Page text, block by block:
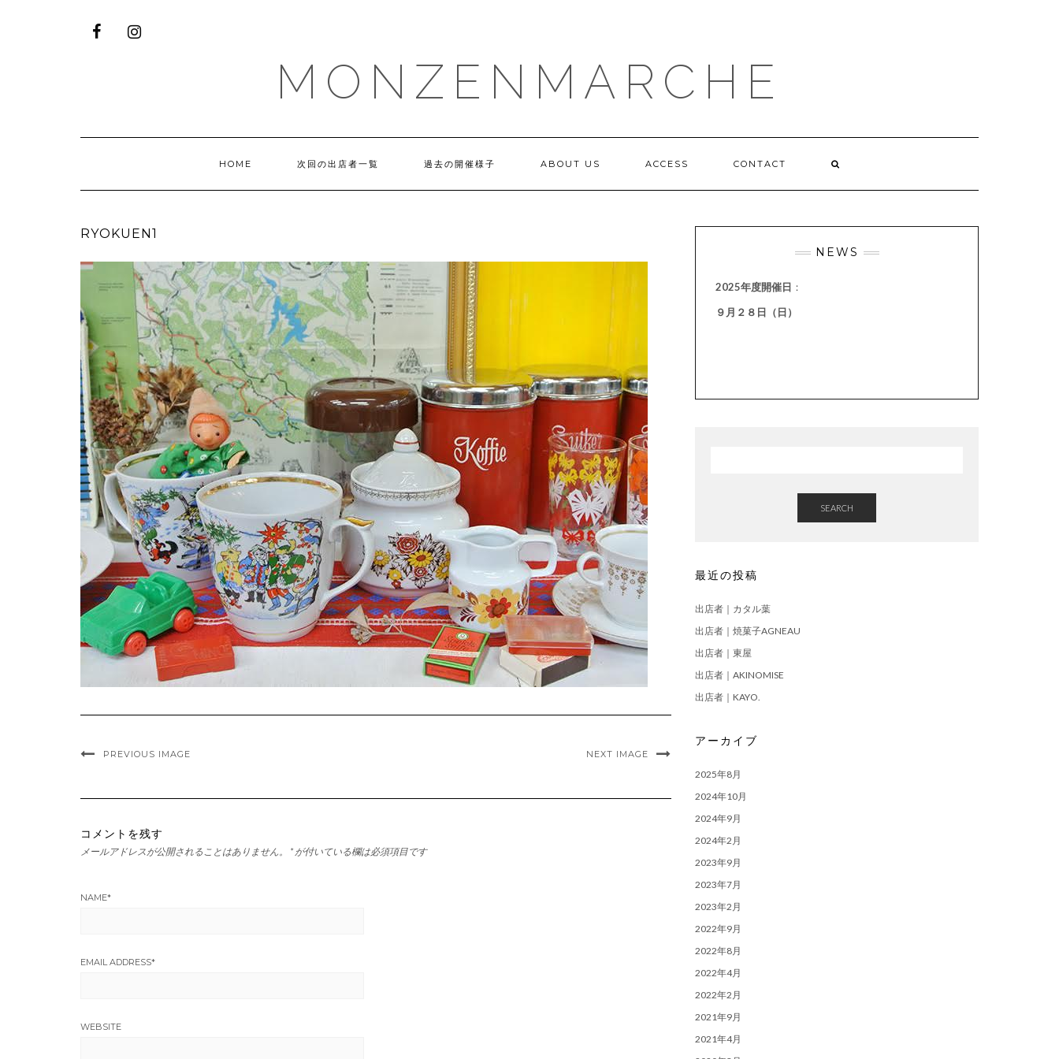
MONZENMARCHE
HOME 次回の出店者一覧 過去の開催様子 ABOUT US ACCESS CONTACT
RYOKUEN1
PREVIOUS IMAGE NEXT IMAGE
コメントを残す
メールアドレスが公開されることはありません。 * が付いている欄は必須項目です
NAME*
EMAIL ADDRESS*
WEBSITE
NEWS
2025年度開催日 ：
９月２８日（日）
SEARCH
最近の投稿
出店者｜カタル葉
出店者｜焼菓子AGNEAU
出店者｜東屋
出店者｜AKINOMISE
出店者｜KAYO.
アーカイブ
2025年8月
2024年10月
2024年9月
2024年2月
2023年9月
2023年7月
2023年2月
2022年9月
2022年8月
2022年4月
2022年2月
2021年9月
2021年4月